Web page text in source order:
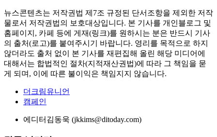
뉴스콘텐츠는 저작권법 제7조 규정된 단서조항을 제외한 저작
물로서 저작권법의 보호대상입니다. 본 기사를 개인블로그 및
홈페이지, 카페 등에 게재(링크)를 원하시는 분은 반드시 기사
의 출처(로고)를 붙여주시기 바랍니다. 영리를 목적으로 하지
않더라도 출처 없이 본 기사를 재편집해 올린 해당 미디어에
대해서는 합법적인 절차(지적재산권법)에 따라 그 책임을 묻
게 되며, 이에 따른 불이익은 책임지지 않습니다.
더크림유니언
캠페인
에디터 김동욱 (jkkims@ditoday.com)